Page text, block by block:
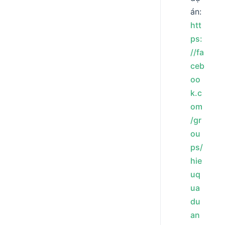
án:
htt
ps:
//fa
ceb
oo
k.c
om
/gr
ou
ps/
hie
uq
ua
du
an